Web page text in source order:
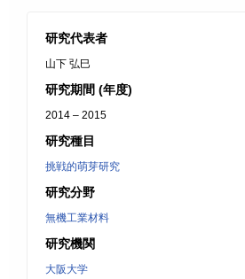
研究代表者
山下 弘巳
研究期間 (年度)
2014 – 2015
研究種目
挑戦的萌芽研究
研究分野
無機工業材料
研究機関
大阪大学